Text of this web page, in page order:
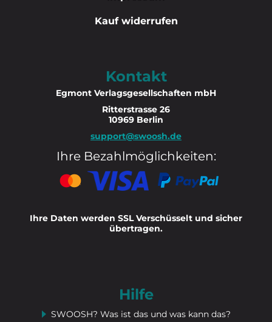
Kauf widerrufen
Kontakt
Egmont Verlagsgesellschaften mbH
Ritterstrasse 26
10969 Berlin
support@swoosh.de
Ihre Bezahlmöglichkeiten:
Ihre Daten werden SSL Verschüsselt und sicher
übertragen.
Hilfe
SWOOSH? Was ist das und was kann das?